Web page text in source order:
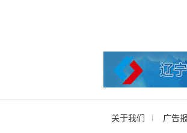
关于我们 广告